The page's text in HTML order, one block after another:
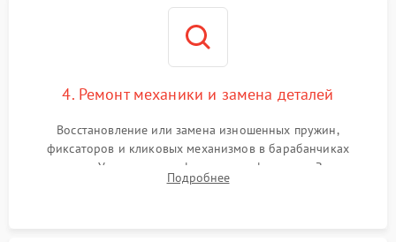
4. Ремонт механики и замена деталей
Восстановление или замена изношенных пружин,
фиксаторов и кликовых механизмов в барабанчиках
поправок. Устранение люфтов в трансфокаторе. Замена
поврежденных линз, разбитой сетки или восстановление
Подробнее